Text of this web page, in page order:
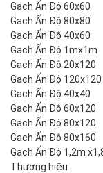
Gach Ấn Độ 60x60
Gach Ấn Độ 80x80
Gach Ấn Độ 40x60
Gach Ấn Độ 1mx1m
Gach Ấn Độ 20x120
Gach Ấn Độ 120x120
Gach Ấn Độ 40x40
Gach Ấn Độ 60x120
Gach Ấn Độ 80x120
Gach Ấn Độ 80x160
Gach Ấn Độ 1,2m
Thương hiệu